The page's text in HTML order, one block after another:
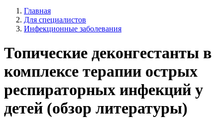
Главная
Для специалистов
Инфекционные заболевания
Топические деконгестанты в
комплексе терапии острых
респираторных инфекций у
детей (обзор литературы)